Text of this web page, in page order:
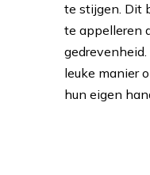
te stijgen. Dit
te appelleren
leuke manier
hun eigen